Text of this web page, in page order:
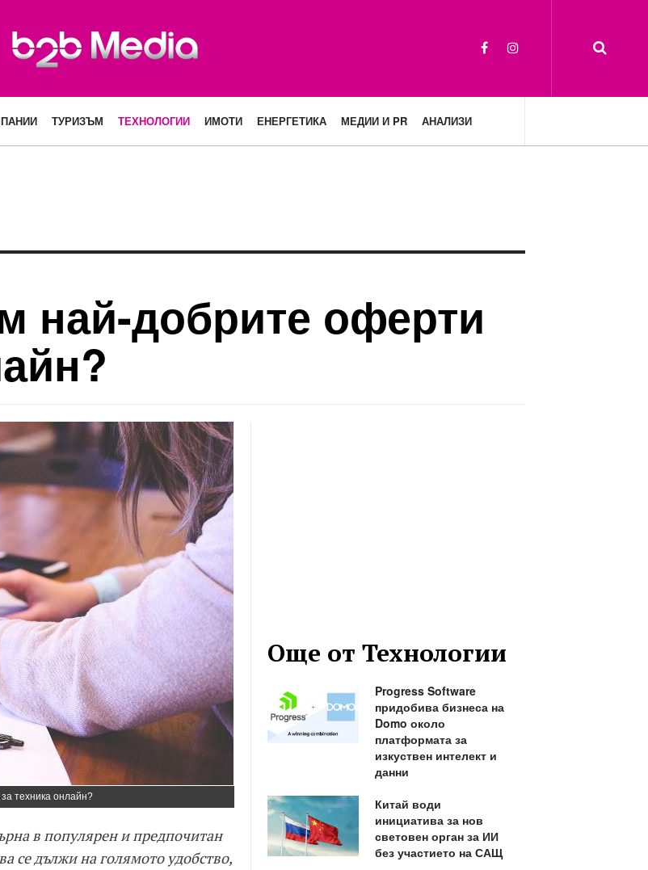
ТУРИЗЪМ ТЕХНОЛОГИИ ИМОТИ ЕНЕРГЕТИКА МЕДИИ И PR АНАЛИЗИ
най-добрите оферти
техника онлайн?
в популярен и предпочитан
се дължи на голямото удобство,
Още от Технологии
Progress Software
придобива бизнеса на
Domo около
платформата за
изкуствен интелект и
данни
Китай води
инициатива за нов
световен орган за ИИ
без участието на САЩ